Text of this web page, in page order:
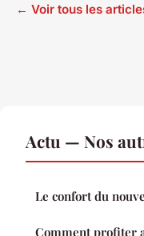
← Voir tous les
Actu — Nos
Le confort du
Comment profiter